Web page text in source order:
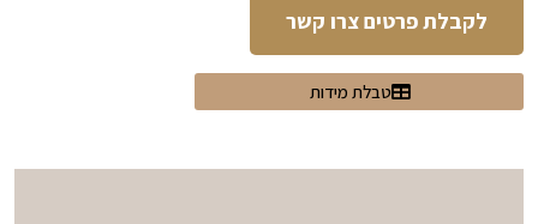
לקבלת פרטים צרו קשר
טבלת מידות